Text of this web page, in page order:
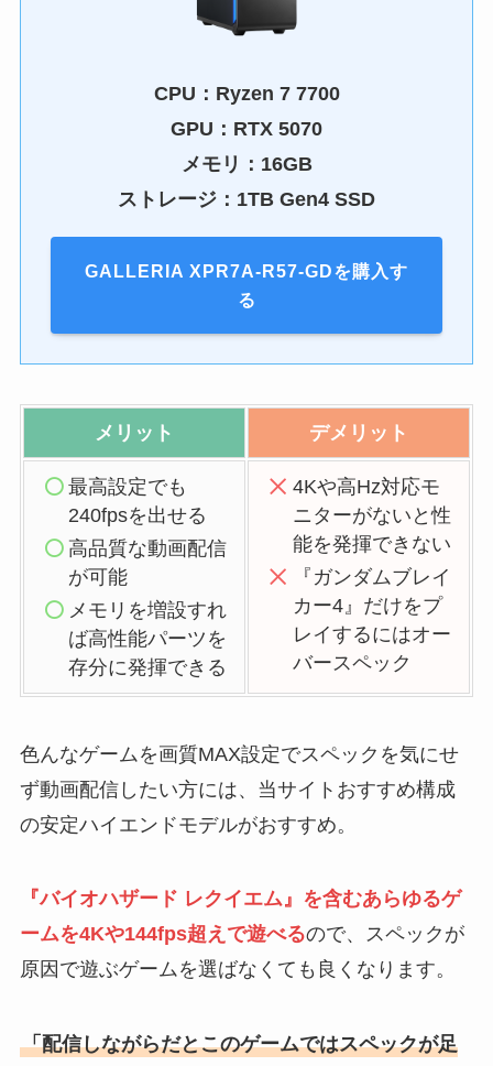
CPU： Ryzen 7 7700
GPU： RTX 5070
メモリ：16GB
ストレージ：1TB Gen4 SSD
GALLERIA XPR7A-R57-GDを購入す
る
メリット デメリット
最高設定でも
240fpsを出せる
高品質な動画配信
が可能
メモリを増設すれ
ば高性能パーツを
存分に発揮できる
4Kや高Hz対応モ
ニターがないと性
能を発揮できない
『ガンダムブレイ
カー4』だけをプ
レイするにはオー
バースペック
色んなゲームを画質MAX設定でスペックを気にせ
ず動画配信したい方には、当サイトおすすめ構成
の安定ハイエンドモデルがおすすめ。
『バイオハザード レクイエム』を含むあらゆるゲ
ームを4Kや144fps超えで遊べるので、スペックが
原因で遊ぶゲームを選ばなくても良くなります。
「配信しながらだとこのゲームではスペックが足